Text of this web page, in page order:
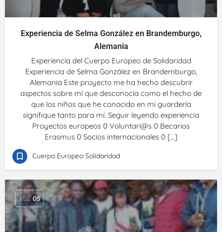
Experiencia de Selma González en Brandemburgo,
Alemania
Experiencia del Cuerpo Europeo de Solidaridad
Experiencia de Selma González en Brandemburgo,
Alemania Este proyecto me ha hecho descubrir
aspectos sobre mí que desconocía como el hecho de
que los niños que he conocido en mi guardería
signifique tanto para mí. Seguir leyendo experiencia
Proyectos europeos 0 Voluntari@s 0 Becarios
Erasmus 0 Socios internacionales 0 […]
Cuerpo Europeo Solidaridad
FEB 05